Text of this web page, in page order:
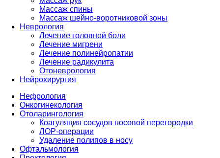
Массаж спины
Массаж шейно-воротниковой зоны
Неврология
Лечение головной боли
Лечение мигрени
Лечение полинейропатии
Лечение радикулита
Отоневрология
Нейрохирургия
Нефрология
Онкогинекология
Отоларингология
Коагуляция сосудов носовой перегородки
ЛОР-операции
Удаление полипов в носу
Офтальмология